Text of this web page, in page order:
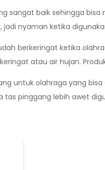
sangat baik sehingga
jadi nyaman ketika
berkeringat ketika
atau air hujan.
untuk olahraga yang
pinggang lebih awet